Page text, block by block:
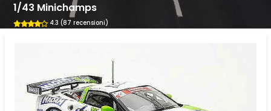
1/43 Minichamps
4.3 (87 recensioni)